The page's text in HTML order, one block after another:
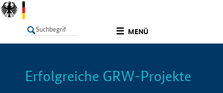
MENÜ
LISTE Info
Erfolgreiche GRW-Projekte